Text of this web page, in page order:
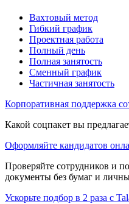
Вахтовый метод
Гибкий график
Проектная работа
Полный день
Полная занятость
Сменный график
Частичная занятость
Корпоративная поддержка
Какой соцпакет вы
Оформляйте кандидатов
Проверяйте сотрудников и
документы без бумаг и
Ускорьте подбор в 2 раза с